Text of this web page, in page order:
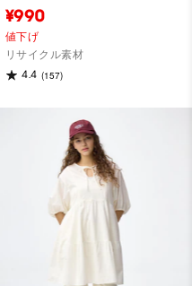
¥990
値下げ
リサイクル素材
4.4 (157)